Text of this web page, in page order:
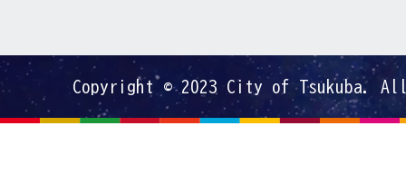
Copyright © 2023 City of Tsukuba.